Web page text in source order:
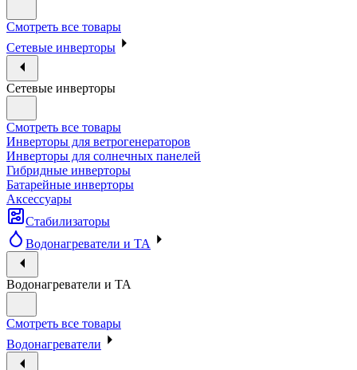
Смотреть все товары
Сетевые инверторы
Сетевые инверторы
Смотреть все товары
Инверторы для ветрогенераторов
Инверторы для солнечных панелей
Гибридные инверторы
Батарейные инверторы
Аксессуары
Стабилизаторы
Водонагреватели и ТА
Водонагреватели и ТА
Смотреть все товары
Водонагреватели